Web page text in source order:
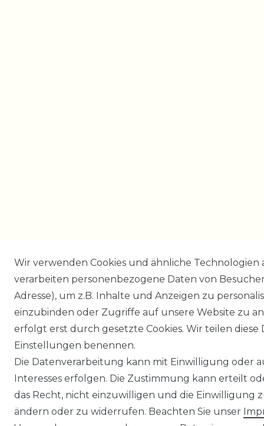
Wir verwenden Cookies und ähnliche
verarbeiten personenbezogene Daten von
Adresse), um z.B. Inhalte und Anzeigen zu
einzubinden oder Zugriffe auf unsere Website zu
erfolgt erst durch gesetzte Cookies. Wir teilen
Einstellungen benennen.
Die Datenverarbeitung kann mit Einwilligung oder
Interesses erfolgen. Die Zustimmung kann erteilt
das Recht, nicht einzuwilligen und die Einwilligung
ändern oder zu widerrufen. Beachten Sie unser